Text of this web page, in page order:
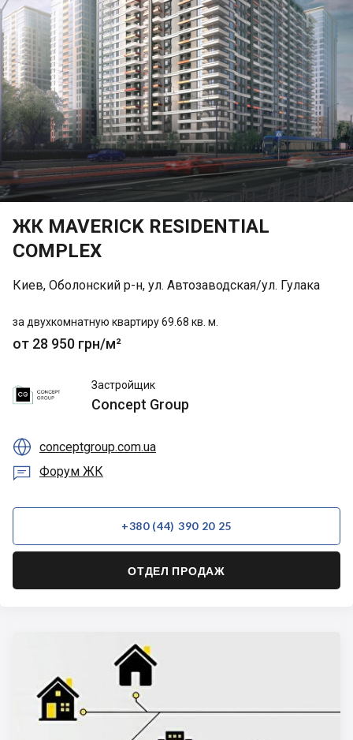
ЖК MAVERICK RESIDENTIAL
COMPLEX
Киев, Оболонский р-н, ул. Автозаводская/ул. Гулака
за двухкомнатную квартиру 69.68 кв. м.
от 28 950 грн/м²
Group
Застройщик
Concept Group
 conceptgroup.com.ua
 Форум ЖК
+380 (44) 390 20 25
ОТДЕЛ ПРОДАЖ